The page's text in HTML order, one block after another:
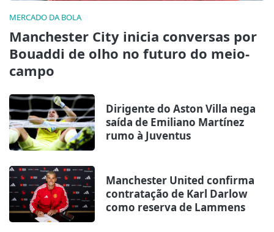
MERCADO DA BOLA
Manchester City inicia conversas por
Bouaddi de olho no futuro do meio-
campo
Dirigente do Aston Villa nega
saída de Emiliano Martínez
rumo à Juventus
Manchester United confirma
contratação de Karl Darlow
como reserva de Lammens